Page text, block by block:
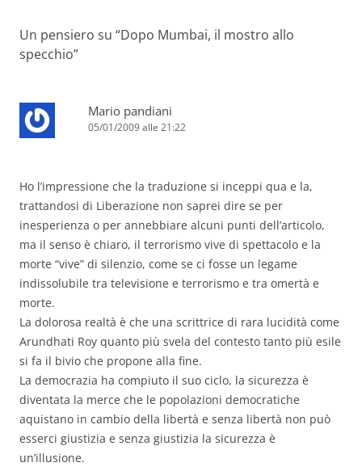
Un pensiero su “Dopo Mumbai, il mostro allo
specchio”
Mario pandiani
05/01/2009 alle 21:22
Ho l’impressione che la traduzione si inceppi qua e la,
trattandosi di Liberazione non saprei dire se per
inesperienza o per annebbiare alcuni punti dell’articolo,
ma il senso è chiaro, il terrorismo vive di spettacolo e la
morte “vive” di silenzio, come se ci fosse un legame
indissolubile tra televisione e terrorismo e tra omertà e
morte.
La dolorosa realtà è che una scrittrice di rara lucidità come
Arundhati Roy quanto più svela del contesto tanto più esile
si fa il bivio che propone alla fine.
La democrazia ha compiuto il suo ciclo, la sicurezza è
diventata la merce che le popolazioni democratiche
aquistano in cambio della libertà e senza libertà non può
esserci giustizia e senza giustizia la sicurezza è
un’illusione.